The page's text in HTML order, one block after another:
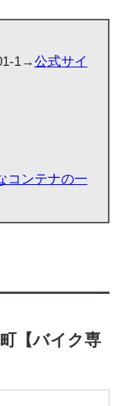
1→公式サイ
コンテナの一
【バイク専